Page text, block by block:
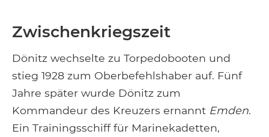
Zwischenkriegszeit
Dönitz wechselte zu Torpedobooten und
stieg 1928 zum Oberbefehlshaber auf. Fünf
Jahre später wurde Dönitz zum
Kommandeur des Kreuzers ernannt Emden.
Ein Trainingsschiff für Marinekadetten,